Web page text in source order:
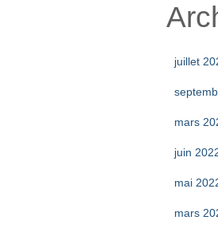
juillet
mars
juin
mai
mars